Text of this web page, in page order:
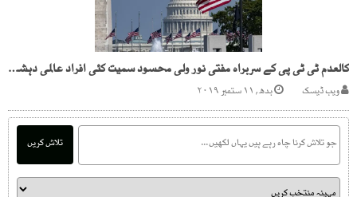
کالعدم ٹی ٹی پی کے سربراہ مفتی نور ولی محسود سمیت کئی افراد عالمی دہشت گرد قرار
ویب ڈیسک بدھ, ۱۱ ستمبر ۲۰۱۹
تلاش کریں